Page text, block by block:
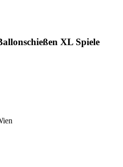
XL Spiele